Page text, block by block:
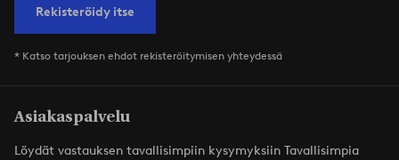
Rekisteröidy itse
* Katso tarjouksen ehdot rekisteröitymisen yhteydessä
Asiakaspalvelu
Löydät vastauksen tavallisimpiin kysymyksiin Tavallisimpia